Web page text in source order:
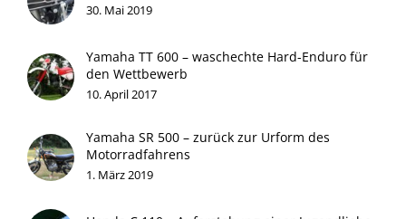
30. Mai 2019
Yamaha TT 600 – waschechte Hard-Enduro für
den Wettbewerb
10. April 2017
Yamaha SR 500 – zurück zur Urform des
Motorradfahrens
1. März 2019